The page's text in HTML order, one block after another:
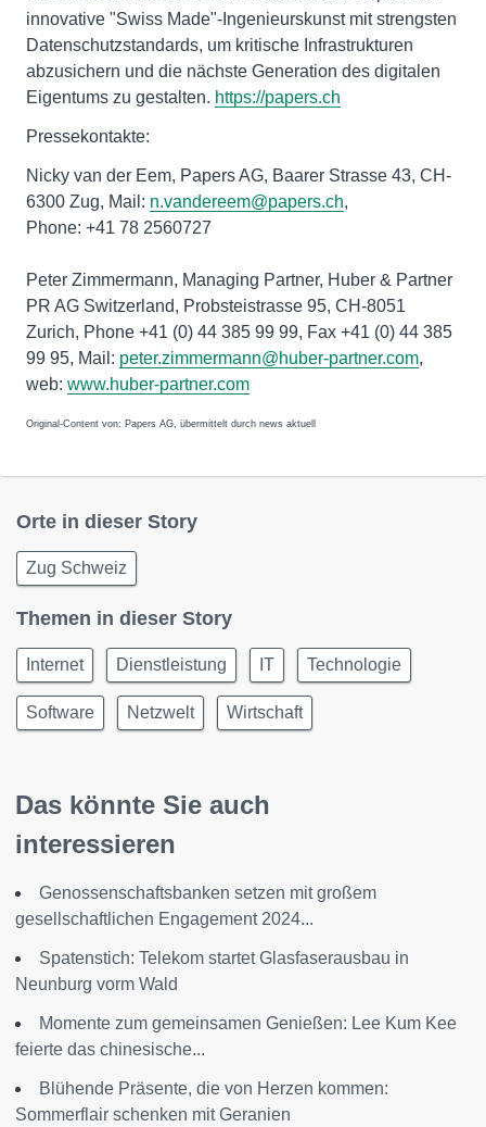
innovative "Swiss Made"-Ingenieurskunst mit strengsten
Datenschutzstandards, um kritische Infrastrukturen
abzusichern und die nächste Generation des digitalen
Eigentums zu gestalten. https://papers.ch
Pressekontakte:
Nicky van der Eem, Papers AG, Baarer Strasse 43, CH-
6300 Zug, Mail: n.vandereem@papers.ch,
Phone: +41 78 2560727
Peter Zimmermann, Managing Partner, Huber & Partner
PR AG Switzerland, Probsteistrasse 95, CH-8051
Zurich, Phone +41 (0) 44 385 99 99, Fax +41 (0) 44 385
99 95, Mail: peter.zimmermann@huber-partner.com,
web: www.huber-partner.com
Original-Content von: Papers AG, übermittelt durch news aktuell
Orte in dieser Story
Zug Schweiz
Themen in dieser Story
Internet Dienstleistung IT Technologie
Software Netzwelt Wirtschaft
Das könnte Sie auch
interessieren
Genossenschaftsbanken setzen mit großem
gesellschaftlichen Engagement 2024...
Spatenstich: Telekom startet Glasfaserausbau in
Neunburg vorm Wald
Momente zum gemeinsamen Genießen: Lee Kum Kee
feierte das chinesische...
Blühende Präsente, die von Herzen kommen:
Sommerflair schenken mit Geranien